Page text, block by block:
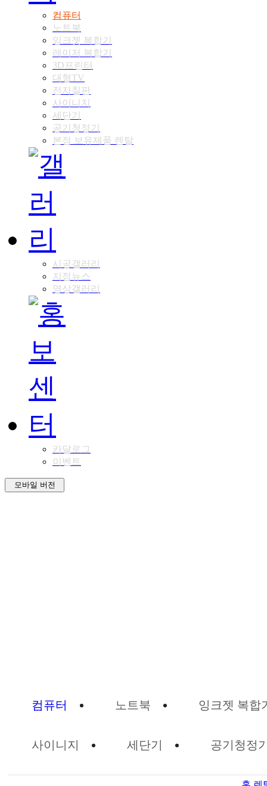
컴퓨터
노트북
잉크젯 복합기
레이저 복합기
3D프린터
대형TV
전자칠판
사이니지
세단기
공기청정기
본점 보유제품 렌탈
시공갤러리
지점뉴스
영상갤러리
카달로그
이벤트
모바일 버전
컴퓨터 노트북 잉크젯 복합
사이니지 세단기 공기청정